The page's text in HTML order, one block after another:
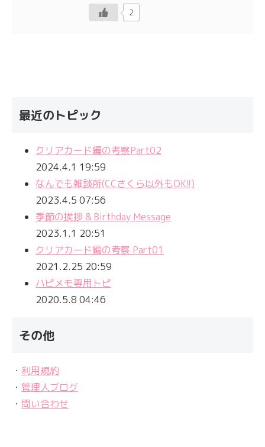
2
最近のトピック
クリアカード編の考察Part02
2024.4.1 19:59
なんでも雑談所(CCさくら以外もOK!!)
2023.4.5 07:56
季節の挨拶 & Birthday Message
2023.1.1 20:51
クリアカード編の考察 Part01
2021.2.25 20:59
ハピメモ専用トピ
2020.5.8 04:46
その他
・ 利用規約
・ 管理人ブログ
・ 問い合わせ